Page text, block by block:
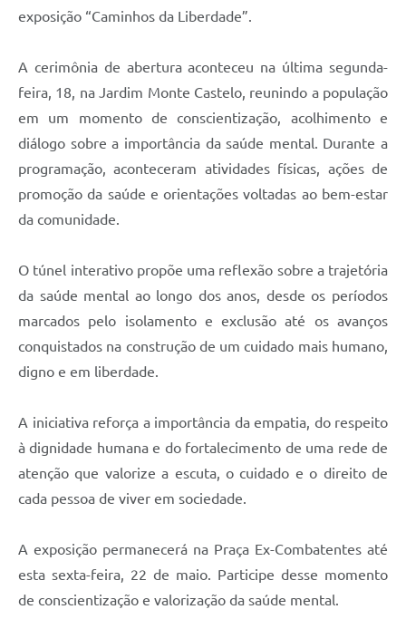
exposição “Caminhos da Liberdade”.
A cerimônia de abertura aconteceu na última segunda-
feira, 18, na Jardim Monte Castelo, reunindo a população
em um momento de conscientização, acolhimento e
diálogo sobre a importância da saúde mental. Durante a
programação, aconteceram atividades físicas, ações de
promoção da saúde e orientações voltadas ao bem-estar
da comunidade.
O túnel interativo propõe uma reflexão sobre a trajetória
da saúde mental ao longo dos anos, desde os períodos
marcados pelo isolamento e exclusão até os avanços
conquistados na construção de um cuidado mais humano,
digno e em liberdade.
A iniciativa reforça a importância da empatia, do respeito
à dignidade humana e do fortalecimento de uma rede de
atenção que valorize a escuta, o cuidado e o direito de
cada pessoa de viver em sociedade.
A exposição permanecerá na Praça Ex-Combatentes até
esta sexta-feira, 22 de maio. Participe desse momento
de conscientização e valorização da saúde mental.